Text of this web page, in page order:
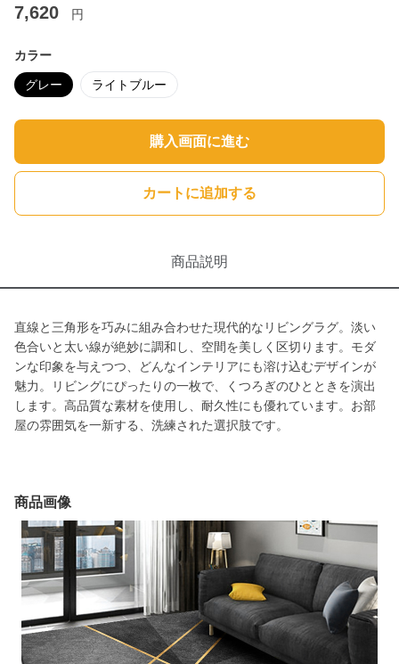
7,620 円
カラー
グレー ライトブルー
購入画面に進む
カートに追加する
商品説明
直線と三角形を巧みに組み合わせた現代的なリビングラグ。淡い
色合いと太い線が絶妙に調和し、空間を美しく区切ります。モダ
ンな印象を与えつつ、どんなインテリアにも溶け込むデザインが
魅力。リビングにぴったりの一枚で、くつろぎのひとときを演出
します。高品質な素材を使用し、耐久性にも優れています。お部
屋の雰囲気を一新する、洗練された選択肢です。
商品画像